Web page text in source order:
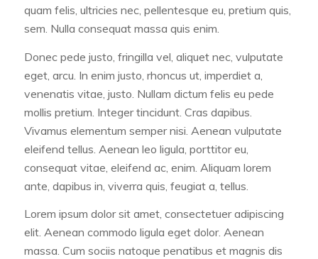
quam felis, ultricies nec, pellentesque eu, pretium quis,
sem. Nulla consequat massa quis enim.
Donec pede justo, fringilla vel, aliquet nec, vulputate
eget, arcu. In enim justo, rhoncus ut, imperdiet a,
venenatis vitae, justo. Nullam dictum felis eu pede
mollis pretium. Integer tincidunt. Cras dapibus.
Vivamus elementum semper nisi. Aenean vulputate
eleifend tellus. Aenean leo ligula, porttitor eu,
consequat vitae, eleifend ac, enim. Aliquam lorem
ante, dapibus in, viverra quis, feugiat a, tellus.
Lorem ipsum dolor sit amet, consectetuer adipiscing
elit. Aenean commodo ligula eget dolor. Aenean
massa. Cum sociis natoque penatibus et magnis dis